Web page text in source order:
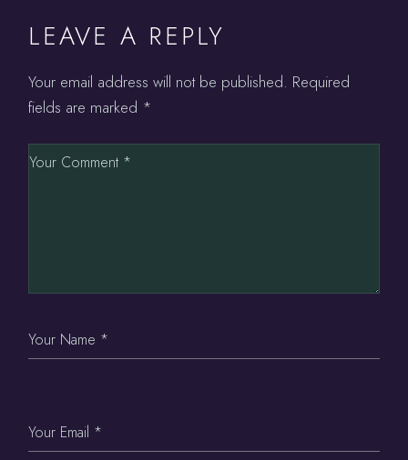
LEAVE A REPLY
Your email address will not be published. Required
fields are marked *